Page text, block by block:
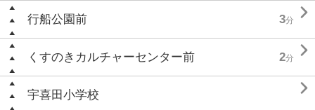
行船公園前 3分 
くすのきカルチャーセンター前 2分 
宇喜田小学校 